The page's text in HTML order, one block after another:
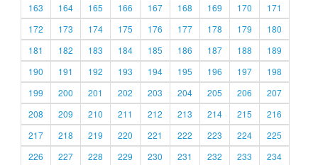
163
164 165 166 167 168 169 170
171
172
173 174 175 176 177 178 179
180
181
182 183 184 185 186 187 188
189
190
191 192 193 194 195 196 197
198
199
200 201 202 203 204 205 206
207
208
209 210 211 212 213 214 215
216
217
218 219 220 221 222 223 224
225
226
227 228 229 230 231 232 233 234